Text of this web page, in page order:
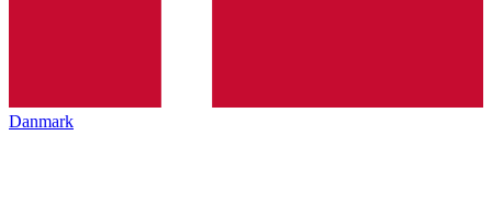
Danmark